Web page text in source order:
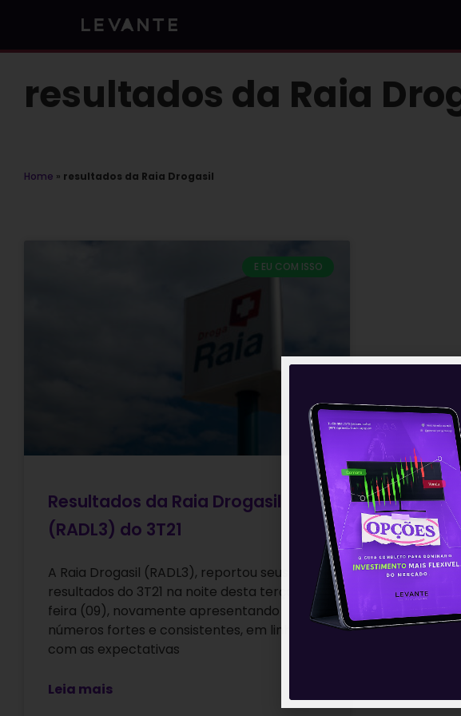
resultados da Raia
Home » resultados da Raia Drogasil
E EU COM ISSO
Resultados da Raia Drogasil
(RADL3) do 3T21
A Raia Drogasil (RADL3), reportou seus
resultados do 3T21 na noite desta terça-
feira (09), novamente apresentando
números fortes e consistentes, em linha
com as expectativas
Leia mais